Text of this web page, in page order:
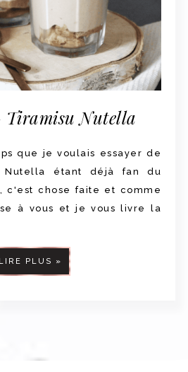
Tiramisu Nutella
que je voulais essayer de
Nutella étant déjà fan du
c'est chose faite et comme
à vous et je vous livre la
LIRE PLUS »